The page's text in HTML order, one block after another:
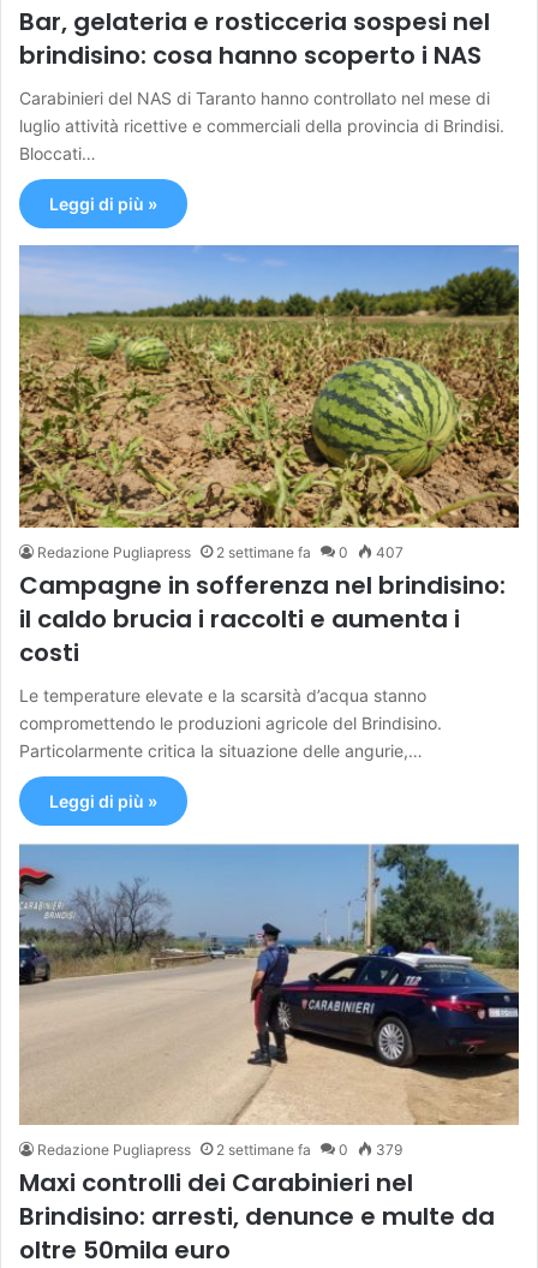
Bar, gelateria e rosticceria sospesi nel
brindisino: cosa hanno scoperto i NAS
Carabinieri del NAS di Taranto hanno controllato nel mese di
luglio attività ricettive e commerciali della provincia di Brindisi.
Bloccati…
Leggi di più »
Redazione Pugliapress 2 settimane fa 0 407
Campagne in sofferenza nel brindisino:
il caldo brucia i raccolti e aumenta i
costi
Le temperature elevate e la scarsità d’acqua stanno
compromettendo le produzioni agricole del Brindisino.
Particolarmente critica la situazione delle angurie,…
Leggi di più »
Redazione Pugliapress 2 settimane fa 0 379
Maxi controlli dei Carabinieri nel
Brindisino: arresti, denunce e multe da
oltre 50mila euro